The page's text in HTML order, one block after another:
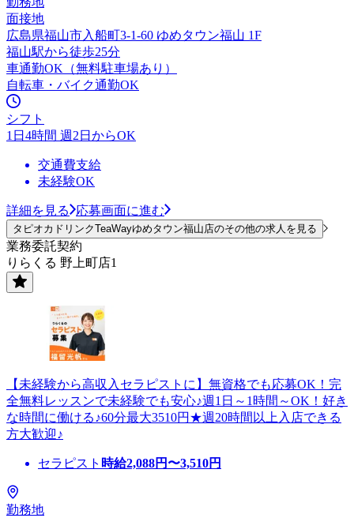
面接地
広島県福山市入船町3-1-60 ゆめタウン福山 1F
福山駅から徒歩25分
車通勤OK（無料駐車場あり）
自転車・バイク通勤OK
シフト
1日4時間 週2日からOK
交通費支給
未経験OK
詳細を見る 応募画面に進む
タピオカドリンクTeaWayゆめタウン福山店のその他の求人を見る
業務委託契約
りらくる 野上町店1
【未経験から高収入セラピストに】無資格でも応募OK！完
全無料レッスンで未経験でも安心♪週1日～1時間～OK！好き
な時間に働ける♪60分最大3510円★週20時間以上入店できる
方大歓迎♪
セラピスト 時給2,088円〜3,510円
勤務地